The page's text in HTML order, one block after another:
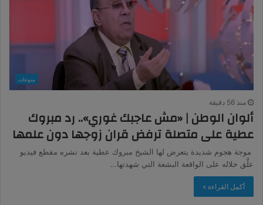
منوعات
منذ 56 دقيقة
ألوان الوطن | «مش عاجبك غوري».. رد مبروك
عطية على متصلة ترفض قران زوجها دون علمها
​ موجة هجوم شديدة يتعرض لها الشيخ مبروك عطية بعد نشره مقطع فيديو
علَّق خلاله على الواقعة البشعة التي شهدتها…
أكمل القراءة »